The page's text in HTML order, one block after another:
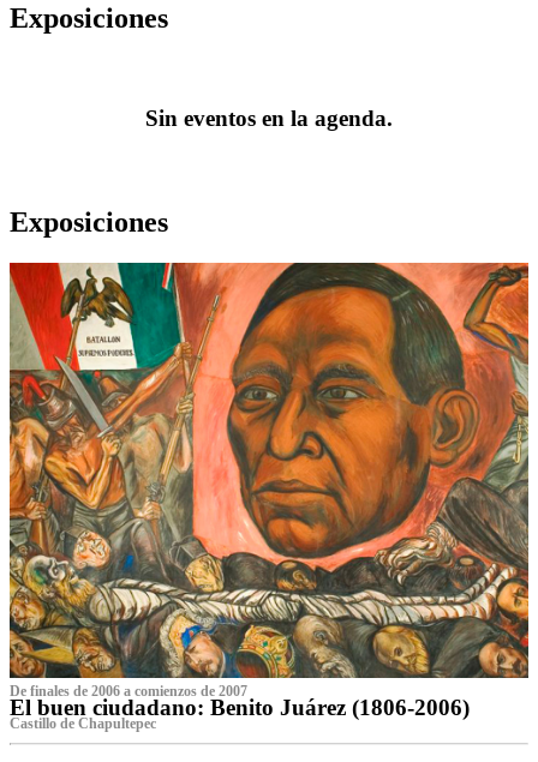
Exposiciones
Sin eventos en la agenda.
Exposiciones
De finales de 2006 a comienzos de 2007
El buen ciudadano: Benito Juárez (1806-2006)
Castillo de Chapultepec